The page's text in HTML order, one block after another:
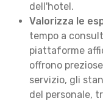
dell'hotel.
Valorizza le
tempo a
piattaforme
offrono
servizio, gli
del personale,